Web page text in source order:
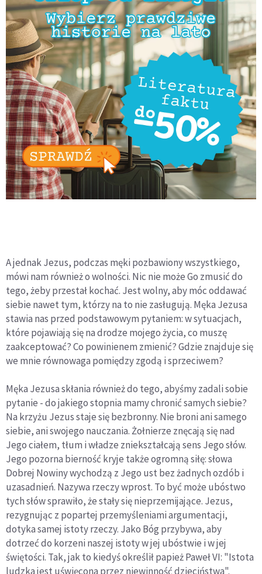
A jednak Jezus, podczas męki pozbawiony wszystkiego,
mówi nam również o wolności. Nic nie może Go zmusić do
tego, żeby przestał kochać. Jest wolny, aby móc oddawać
siebie nawet tym, którzy na to nie zasługują. Męka Jezusa
stawia nas przed podstawowym pytaniem: w sytuacjach,
które pojawiają się na drodze mojego życia, co muszę
zaakceptować? Co powinienem zmienić? Gdzie znajduje się
we mnie równowaga pomiędzy zgodą i sprzeciwem?
Męka Jezusa skłania również do tego, abyśmy zadali sobie
pytanie - do jakiego stopnia mamy chronić samych siebie?
Na krzyżu Jezus staje się bezbronny. Nie broni ani samego
siebie, ani swojego nauczania. Żołnierze znęcają się nad
Jego ciałem, tłum i władze zniekształcają sens Jego słów.
Jego pozorna bierność kryje także ogromną siłę: słowa
Dobrej Nowiny wychodzą z Jego ust bez żadnych ozdób i
uzasadnień. Nazywa rzeczy wprost. To być może ubóstwo
tych słów sprawiło, że stały się nieprzemijające. Jezus,
rezygnując z popartej przemyśleniami argumentacji,
dotyka samej istoty rzeczy. Jako Bóg przybywa, aby
dotrzeć do korzeni naszej istoty w jej ubóstwie i w jej
świętości. Tak, jak to kiedyś określił papież Paweł VI: "Istota
ludzka jest uświęcona przez niewinność dzieciństwa".